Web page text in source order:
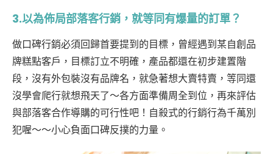
3.以為佈局部落客行銷，就等同有爆量的訂單？
做口碑行銷必須回歸首要提到的目標，曾經遇到某自創品
牌糕點客戶，目標訂立不明確，產品都還在初步建置階
段，沒有外包裝沒有品牌名，就急著想大賣特賣，等同還
沒學會爬行就想飛天了～各方面準備周全到位，再來評估
與部落客合作導購的可行性吧！自殺式的行銷行為千萬別
犯喔～～小心負面口碑反撲的力量。